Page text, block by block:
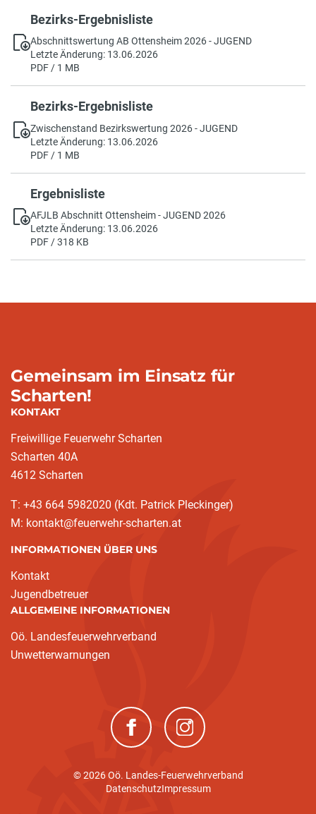
Bezirks-Ergebnisliste
Abschnittswertung AB Ottensheim 2026 - JUGEND
Letzte Änderung: 13.06.2026
PDF / 1 MB
Bezirks-Ergebnisliste
Zwischenstand Bezirkswertung 2026 - JUGEND
Letzte Änderung: 13.06.2026
PDF / 1 MB
Ergebnisliste
AFJLB Abschnitt Ottensheim - JUGEND 2026
Letzte Änderung: 13.06.2026
PDF / 318 KB
Gemeinsam im Einsatz für
Scharten!
KONTAKT
Freiwillige Feuerwehr Scharten
Scharten 40A
4612 Scharten
T: +43 664 5982020 (Kdt. Patrick Pleckinger)
M: kontakt@feuerwehr-scharten.at
INFORMATIONEN ÜBER UNS
Kontakt
Jugendbetreuer
ALLGEMEINE INFORMATIONEN
Oö. Landesfeuerwehrverband
Unwetterwarnungen
(neues Fenster)(neues Fenster)
© 2026 Oö. Landes-Feuerwehrverband
DatenschutzImpressum